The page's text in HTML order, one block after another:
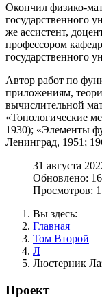
Окончил физико-
государственного
же ассистент,
профессором
государственного
Автор работ по
приложениям,
вычислительной
«Топологические
1930); «Элементы
Ленинград, 1951;
31 августа
Обновлено:
Просмотров:
Вы здесь:
Главная
Том Второй
Л
Люстерник
Проект